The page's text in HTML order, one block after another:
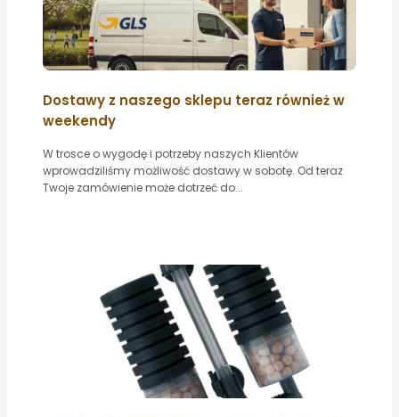
Dostawy z naszego sklepu teraz również w
weekendy
W trosce o wygodę i potrzeby naszych Klientów
wprowadziliśmy możliwość dostawy w sobotę. Od teraz
Twoje zamówienie może dotrzeć do...